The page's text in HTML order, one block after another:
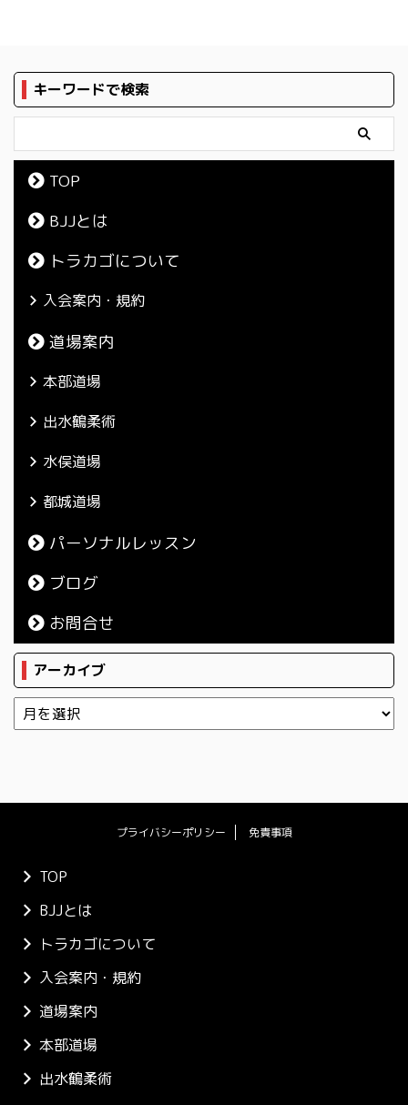
キーワードで検索
TOP
BJJとは
トラカゴについて
入会案内・規約
道場案内
本部道場
出水鶴柔術
水俣道場
都城道場
パーソナルレッスン
ブログ
お問合せ
アーカイブ
プライバシーポリシー 免責事項
TOP
BJJとは
トラカゴについて
入会案内・規約
道場案内
本部道場
出水鶴柔術